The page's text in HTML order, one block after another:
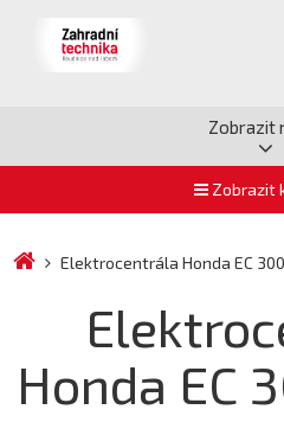
Zobrazit
Zobrazit
Elektrocentrála Honda EC
Honda EC